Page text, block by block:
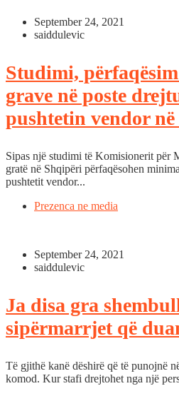
September 24, 2021
saiddulevic
Studimi,
grave në poste
pushtetin vendor
Sipas një studimi të Komisionerit për
gratë në Shqipëri përfaqësohen
pushtetit vendor...
Prezenca ne media
September 24, 2021
saiddulevic
Ja disa gra
sipërmarrjet që
Të gjithë kanë dëshirë që të punojnë
komod. Kur stafi drejtohet nga një